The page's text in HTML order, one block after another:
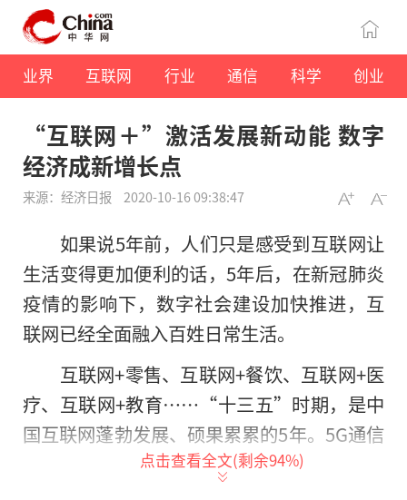
业界 互联网 行业 通信 科学 创业
“互联网＋”激活发展新动能 数字
经济成新增长点
来源：经济日报 2020-10-16 09:38:47
如果说5年前，人们只是感受到互联网让
生活变得更加便利的话，5年后，在新冠肺炎
疫情的影响下，数字社会建设加快推进，互
联网已经全面融入百姓日常生活。
互联网+零售、互联网+餐饮、互联网+医
疗、互联网+教育……“十三五”时期，是中
国互联网蓬勃发展、硕果累累的5年。5G通信
从无到有，网络、信息等技术加速向产业渗
点击查看全文(剩余94%)